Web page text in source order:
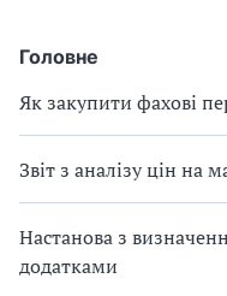
Головне
Як закупити фахові
Звіт з аналізу цін на
Настанова з
додатками